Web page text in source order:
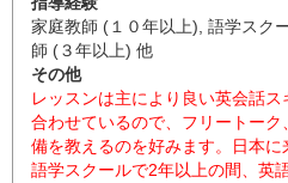
家庭教師 (１０年以上), 語学スク
師 (３年以上) 他
その他
レッスンは主により良い英会話
合わせているので、フリートー
備を教えるのを好みます。日本
語学スクールで2年以上の間、英